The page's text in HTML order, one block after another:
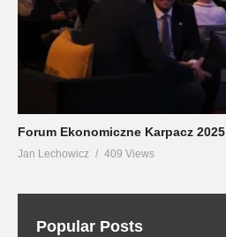
Forum Ekonomiczne Karpacz 2025
Jan Lechowicz 409 Views
Popular Posts